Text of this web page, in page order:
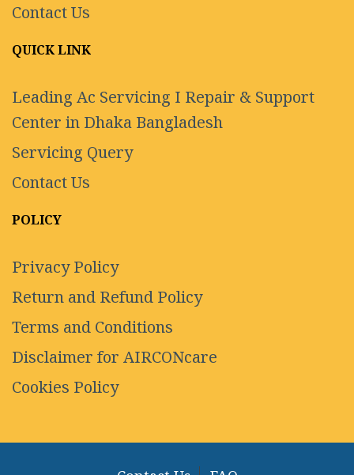
Contact Us
QUICK LINK
Leading Ac Servicing I Repair & Support
Center in Dhaka Bangladesh
Servicing Query
Contact Us
POLICY
Privacy Policy
Return and Refund Policy
Terms and Conditions
Disclaimer for AIRCONcare
Cookies Policy